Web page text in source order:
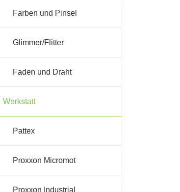
Farben und Pinsel
Glimmer/Flitter
Faden und Draht
Werkstatt
Pattex
Proxxon Micromot
Proxxon Industrial